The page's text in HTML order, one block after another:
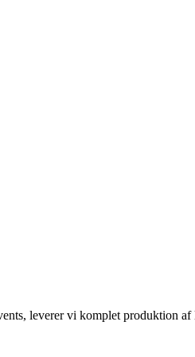
leverer vi komplet produktion